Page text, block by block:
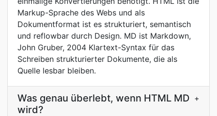
Markup-Sprache des Webs und als
Dokumentformat ist es strukturiert, semantisch
und reflowbar durch Design. MD ist Markdown,
John Gruber, 2004 Klartext-Syntax für das
Schreiben strukturierter Dokumente, die als
Quelle lesbar bleiben.
Was genau überlebt, wenn HTML MD
wird?
+